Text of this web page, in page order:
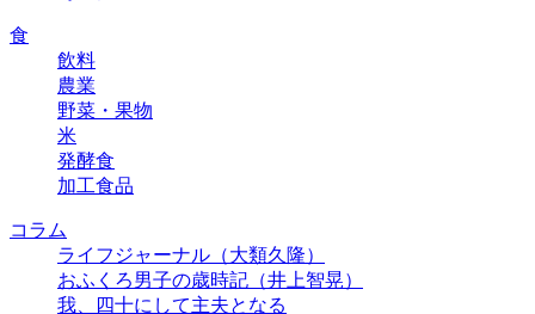
食
飲料
農業
野菜・果物
米
発酵食
加工食品
コラム
ライフジャーナル（大類久隆）
おふくろ男子の歳時記（井上智晃）
我、四十にして主夫となる